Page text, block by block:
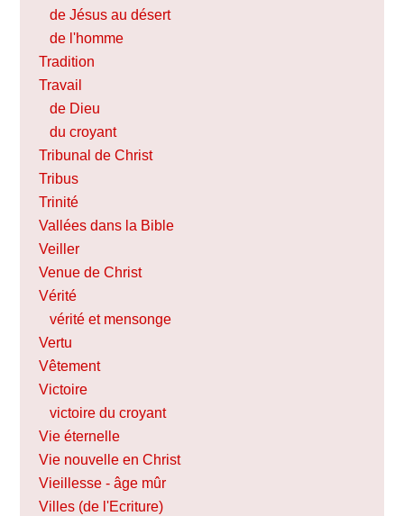
de Jésus au désert
de l'homme
Tradition
Travail
de Dieu
du croyant
Tribunal de Christ
Tribus
Trinité
Vallées dans la Bible
Veiller
Venue de Christ
Vérité
vérité et mensonge
Vertu
Vêtement
Victoire
victoire du croyant
Vie éternelle
Vie nouvelle en Christ
Vieillesse - âge mûr
Villes (de l'Ecriture)